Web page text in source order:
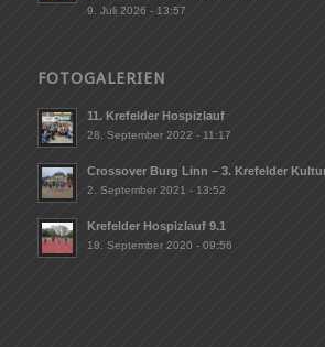
9. Juli 2026 - 13:57
FOTOGALERIEN
11. Krefelder Hospizlauf
28. September 2022 - 11:17
Crossover Burg Linn – 3. Krefelder
2. September 2021 - 13:52
Krefelder Hospizlauf 9.1
18. September 2020 - 09:56